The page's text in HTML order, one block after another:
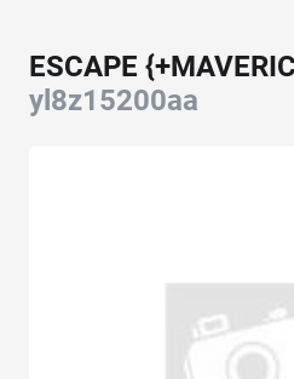
ESCAPE
yl8z15200aa